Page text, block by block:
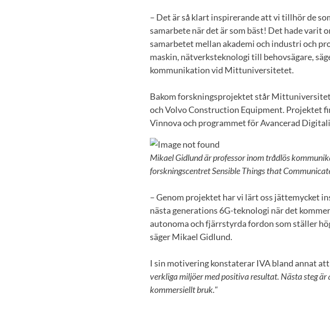
– Det är så klart inspirerande att vi tillhör de
samarbete när det är som bäst! Det hade
samarbetet mellan akademi och industri och
maskin, nätverksteknologi till behovsägare,
kommunikation vid Mittuniversitetet.
Bakom forskningsprojektet står
och Volvo Construction Equipment. Projektet
Vinnova och programmet för Avancerad
Mikael Gidlund är professor inom trådlös
forskningscentret Sensible Things that
– Genom projektet har vi lärt oss jättemycket
nästa generations 6G-teknologi när det
autonoma och fjärrstyrda fordon som ställer
säger Mikael Gidlund.
I sin motivering konstaterar IVA bland annat
verkliga miljöer med positiva resultat. Nästa steg
kommersiellt bruk."